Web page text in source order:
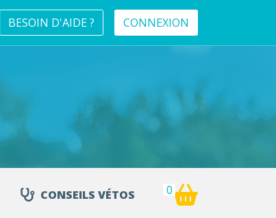
BESOIN D'AIDE ? CONNEXION
CONSEILS VÉTOS 0